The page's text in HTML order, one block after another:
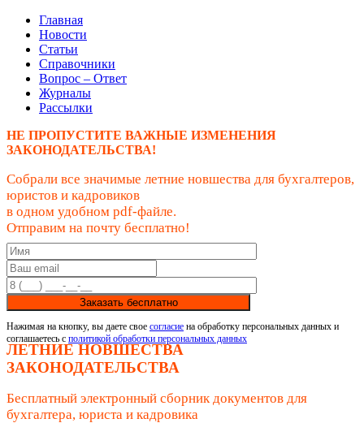
Главная
Новости
Статьи
Справочники
Вопрос – Ответ
Журналы
Рассылки
НЕ ПРОПУСТИТЕ ВАЖНЫЕ ИЗМЕНЕНИЯ
ЗАКОНОДАТЕЛЬСТВА!
Собрали все значимые летние новшества для бухгалтеров,
юристов и кадровиков
в одном удобном pdf-файле.
Отправим на почту бесплатно!
Заказать бесплатно
Нажимая на кнопку, вы даете свое согласие на обработку персональных данных и
соглашаетесь с политикой обработки персональных данных
ЛЕТНИЕ НОВШЕСТВА
ЗАКОНОДАТЕЛЬСТВА
Бесплатный электронный сборник документов для
бухгалтера, юриста и кадровика